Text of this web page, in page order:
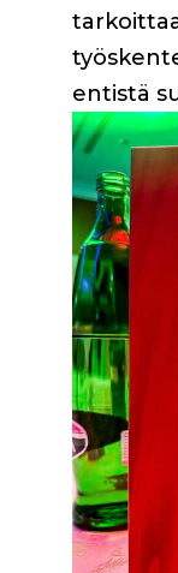
entistä